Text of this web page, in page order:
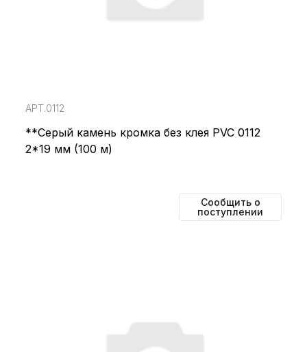
АРТ.0112
**Серый камень кромка без клея PVC 0112
2*19 мм (100 м)
Сообщить о
поступлении